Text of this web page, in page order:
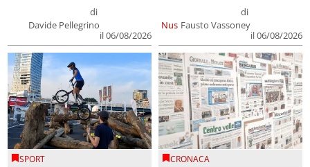
di
Davide Pellegrino
il 06/08/2026
Nus
di
Fausto Vassoney
il 06/08/2026
SPORT CRONACA